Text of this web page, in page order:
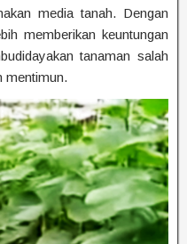
media tanah. Dengan
memberikan keuntungan
tanaman salah
mentimun.